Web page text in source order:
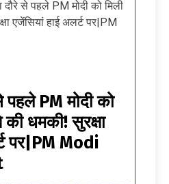
से पहले PM मोदी को मिली
एजेंसियां हाई अलर्ट पर|PM
PM मोदी को
धमकी! सुरक्षा
पर|PM Modi